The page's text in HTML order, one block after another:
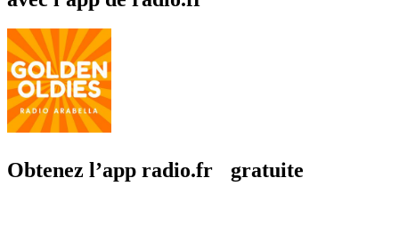
Obtenez l’app radio.fr gratuite